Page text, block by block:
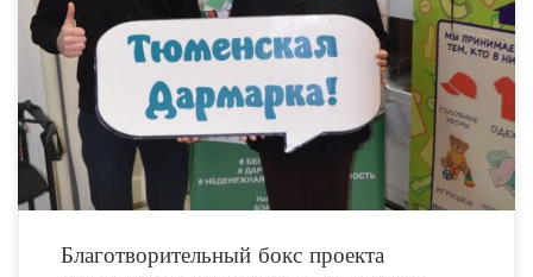
Социальный проект «Тюменская Дармарка» продолжает стремительное
развитие! За январь текущего года проект, реализуемый центром поддержки
семей «Помощь рядом» при поддержке Фонда Президентских грантов,
Департамента социального
Благотворительный бокс проекта